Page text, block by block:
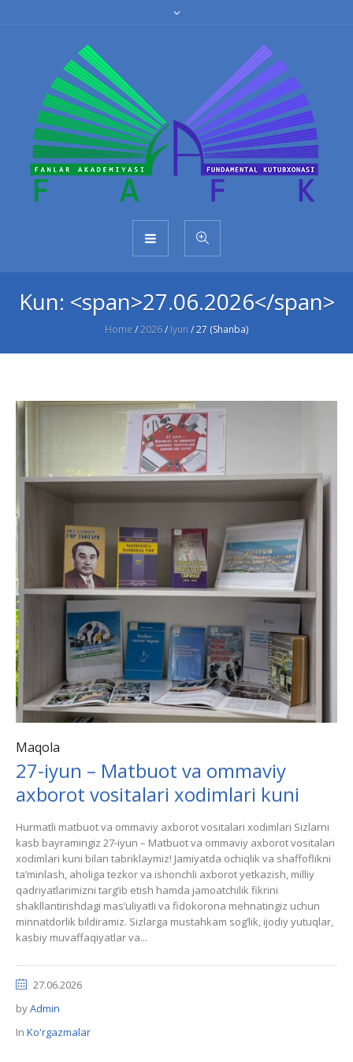
Kun: <span>27.06.2026</span>
Home /2026/ Iyun /27 (Shanba)
Maqola
27-iyun – Matbuot va ommaviy
axborot vositalari xodimlari kuni
Hurmatli matbuot va ommaviy axborot vositalari xodimlari Sizlarni
kasb bayramingiz 27-iyun – Matbuot va ommaviy axborot vositalari
xodimlari kuni bilan tabriklaymiz! Jamiyatda ochiqlik va shaffoflikni
ta’minlash, aholiga tezkor va ishonchli axborot yetkazish, milliy
qadriyatlarimizni targ‘ib etish hamda jamoatchilik fikrini
shakllantirishdagi mas’uliyatli va fidokorona mehnatingiz uchun
minnatdorlik bildiramiz. Sizlarga mustahkam sog‘lik, ijodiy yutuqlar,
kasbiy muvaffaqiyatlar va...
27.06.2026
byAdmin
In Ko'rgazmalar